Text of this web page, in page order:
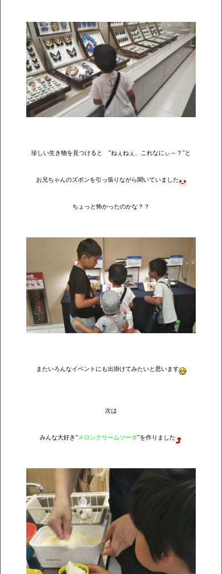
珍しい生き物を見つけると ”ねぇねぇ、これなにぃ～？”と
お兄ちゃんのズボンを引っ張りながら聞いていました
ちょっと怖かったのかな？？
またいろんなイベントにも出掛けてみたいと思います
次は
みんな大好き”メロンクリームソーダ”を作りました